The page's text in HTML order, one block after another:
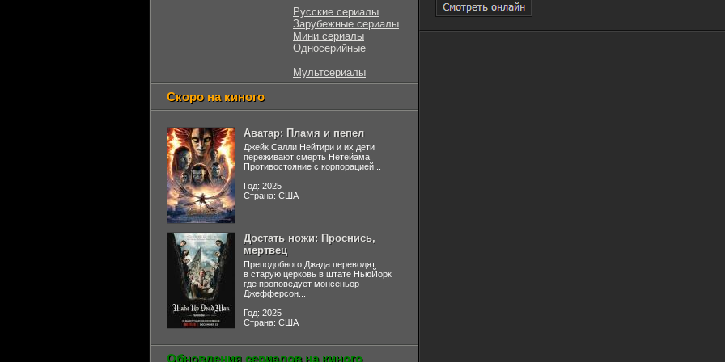
Русские сериалы
Зарубежные сериалы
Мини сериалы
Односерийные
Мультсериалы
Скоро на киного
Аватар: Пламя и пепел
Джейк Салли Нейтири и их дети
переживают смерть Нетейама
Противостояние с корпорацией...
Год: 2025
Страна: США
Достать ножи: Проснись,
мертвец
Преподобного Джада переводят
в старую церковь в штате НьюЙорк
где проповедует монсеньор
Джефферсон...
Год: 2025
Страна: США
Обновления сериалов на киного